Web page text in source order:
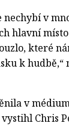
v
hlavní
které
k hudbě,“
v
Chris